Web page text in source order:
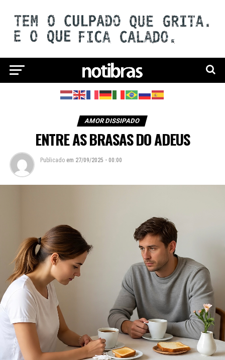
AMOR DISSIPADO
ENTRE AS BRASAS DO ADEUS
Publicado em 27/09/2025 - 00:00